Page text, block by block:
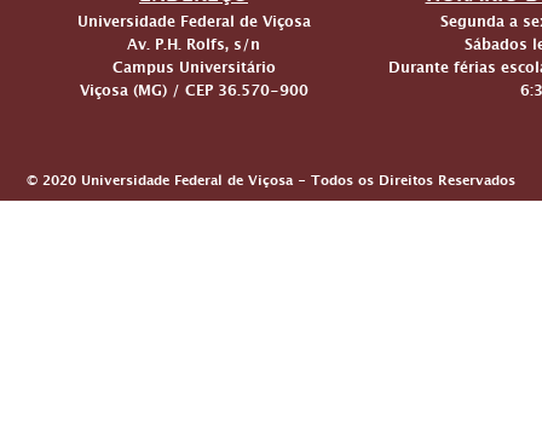
Universidade Federal de Viçosa
Av. P.H. Rolfs, s/n
Campus Universitário
Viçosa (MG) / CEP 36.570-900
Segunda a
Sábados
Durante férias
© 2020 Universidade Federal de Viçosa - Todos os Direitos Reservados